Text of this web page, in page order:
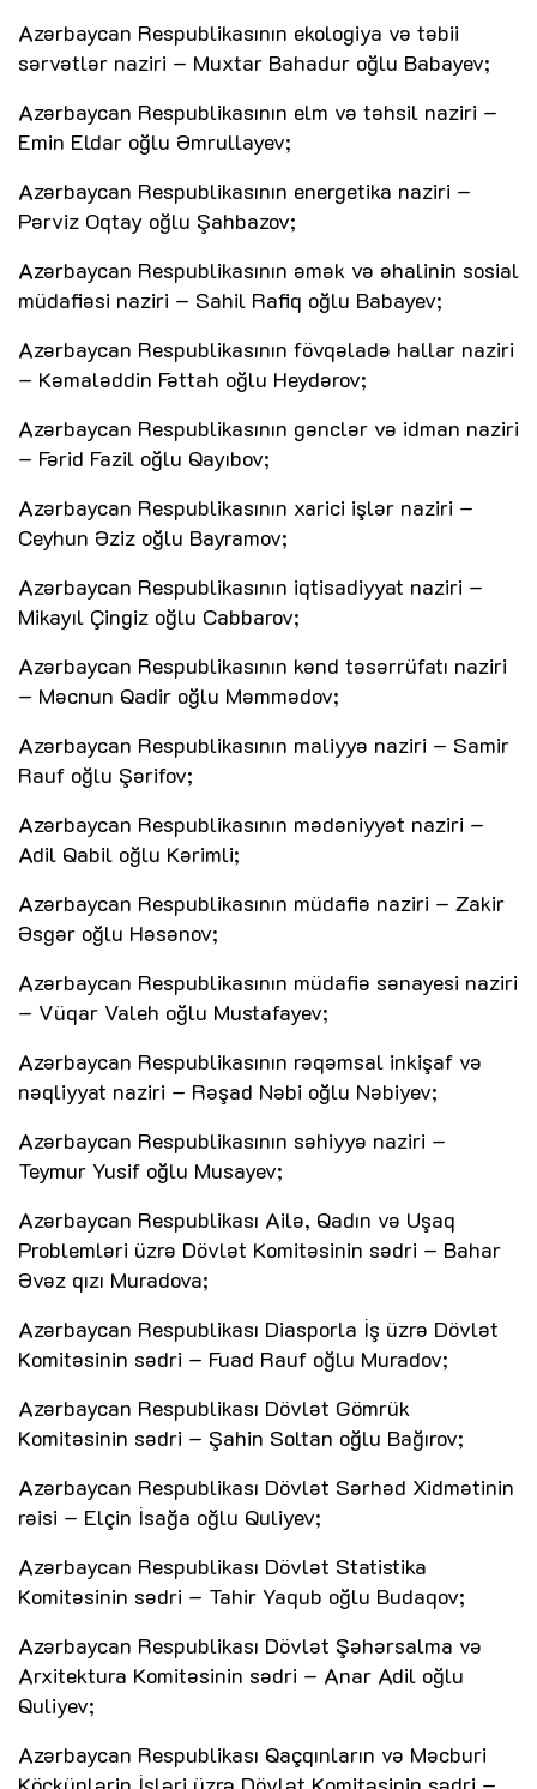
Azərbaycan Respublikasının ekologiya və təbii
sərvətlər naziri – Muxtar Bahadur oğlu Babayev;
Azərbaycan Respublikasının elm və təhsil naziri –
Emin Eldar oğlu Əmrullayev;
Azərbaycan Respublikasının energetika naziri –
Pərviz Oqtay oğlu Şahbazov;
Azərbaycan Respublikasının əmək və əhalinin sosial
müdafiəsi naziri – Sahil Rafiq oğlu Babayev;
Azərbaycan Respublikasının fövqəladə hallar naziri
– Kəmaləddin Fəttah oğlu Heydərov;
Azərbaycan Respublikasının gənclər və idman naziri
– Fərid Fazil oğlu Qayıbov;
Azərbaycan Respublikasının xarici işlər naziri –
Ceyhun Əziz oğlu Bayramov;
Azərbaycan Respublikasının iqtisadiyyat naziri –
Mikayıl Çingiz oğlu Cabbarov;
Azərbaycan Respublikasının kənd təsərrüfatı naziri
– Məcnun Qadir oğlu Məmmədov;
Azərbaycan Respublikasının maliyyə naziri – Samir
Rauf oğlu Şərifov;
Azərbaycan Respublikasının mədəniyyət naziri –
Adil Qabil oğlu Kərimli;
Azərbaycan Respublikasının müdafiə naziri – Zakir
Əsgər oğlu Həsənov;
Azərbaycan Respublikasının müdafiə sənayesi naziri
– Vüqar Valeh oğlu Mustafayev;
Azərbaycan Respublikasının rəqəmsal inkişaf və
nəqliyyat naziri – Rəşad Nəbi oğlu Nəbiyev;
Azərbaycan Respublikasının səhiyyə naziri –
Teymur Yusif oğlu Musayev;
Azərbaycan Respublikası Ailə, Qadın və Uşaq
Problemləri üzrə Dövlət Komitəsinin sədri – Bahar
Əvəz qızı Muradova;
Azərbaycan Respublikası Diasporla İş üzrə Dövlət
Komitəsinin sədri – Fuad Rauf oğlu Muradov;
Azərbaycan Respublikası Dövlət Gömrük
Komitəsinin sədri – Şahin Soltan oğlu Bağırov;
Azərbaycan Respublikası Dövlət Sərhəd Xidmətinin
rəisi – Elçin İsağa oğlu Quliyev;
Azərbaycan Respublikası Dövlət Statistika
Komitəsinin sədri – Tahir Yaqub oğlu Budaqov;
Azərbaycan Respublikası Dövlət Şəhərsalma və
Arxitektura Komitəsinin sədri – Anar Adil oğlu
Quliyev;
Azərbaycan Respublikası Qaçqınların və Məcburi